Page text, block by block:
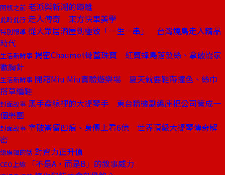
開瓶之前 老派與新潮的距離
此時此行 走入傳奇 東方快車美學
特別報導 從大眾居酒屋到極致「一生一串」 台灣燒鳥走入精品
時代
生活新鮮事 揭密Chaumet骨董珠寶 紅寶蜂鳥落髮絲、拿破崙家
徽胸針
生活新鮮事 開箱Miu Miu實驗遊樂場 夏天就要鞋帶撞色、絲巾
搭草編鞋
封面故事 黑手產線裡的大提琴手 東台精機副總座把公司管成一
個樂團
封面故事 拿破崙留凹痕、身價上看6億 世界頂級大提琴傳奇解
密
總編輯的話 對齊力正升值
CEO上線 「不是A，而是B」的敘事威力